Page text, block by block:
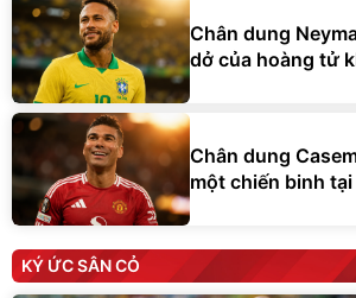
Chân dung
dở của hoàng tử
Chân dung
một chiến binh
KÝ ỨC SÂN CỎ